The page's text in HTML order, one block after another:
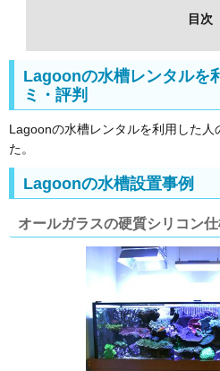
目次
Lagoonの水槽レンタルを
ミ・評判
Lagoonの水槽レンタルを利用した人
た。
Lagoonの水槽設置事例
オールガラスの硬質シリコン